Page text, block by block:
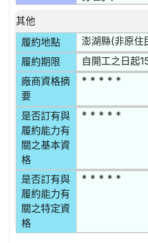
其他
履約地點
澎湖縣(非原住
履約期限 自開工之日起
廠商資格摘
要
* * * * *
是否訂有與
履約能力有
關之基本資
格
* * * * *
是否訂有與
履約能力有
關之特定資
格
* * * * *